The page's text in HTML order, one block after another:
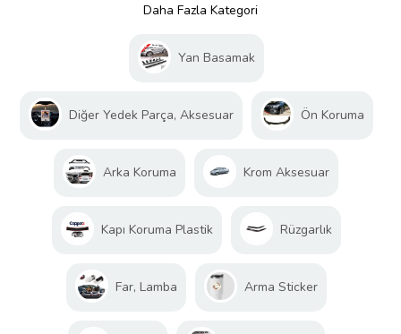
Daha Fazla Kategori
Yan Basamak
Diğer Yedek Parça, Aksesuar Ön Koruma
Arka Koruma Krom Aksesuar
Kapı Koruma Plastik Rüzgarlık
Far, Lamba Arma Sticker